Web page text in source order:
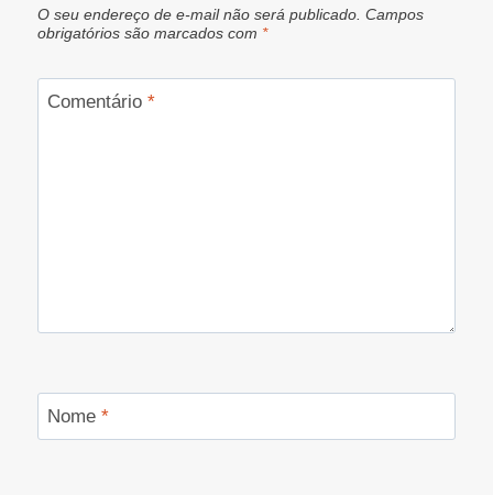
O seu endereço de e-mail não será publicado. Campos
obrigatórios são marcados com *
Comentário *
Nome *